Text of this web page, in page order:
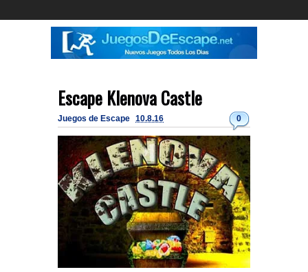
Escape Klenova Castle
0
Juegos de Escape 10.8.16